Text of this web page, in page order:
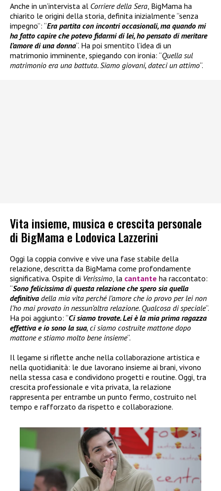
Anche in un’intervista al Corriere della Sera , BigMama ha
chiarito le origini della storia, definita inizialmente “senza
impegno”: “Era partita con incontri occasionali, ma quando mi
ha fatto capire che potevo fidarmi di lei, ho pensato di meritare
l’amore di una donna“. Ha poi smentito l’idea di un
matrimonio imminente, spiegando con ironia: “Quella sul
matrimonio era una battuta. Siamo giovani, dateci un attimo“.
Vita insieme, musica e crescita personale
di BigMama e Lodovica Lazzerini
Oggi la coppia convive e vive una fase stabile della
relazione, descritta da BigMama come profondamente
significativa. Ospite di Verissimo, la cantante ha raccontato:
“Sono felicissima di questa relazione che spero sia quella
definitiva della mia vita perché l’amore che io provo per lei non
l’ho mai provato in nessun’altra relazione. Qualcosa di speciale“.
Ha poi aggiunto: “Ci siamo trovate. Lei è la mia prima ragazza
effettiva e io sono la sua, ci siamo costruite mattone dopo
mattone e stiamo molto bene insieme“.
Il legame si riflette anche nella collaborazione artistica e
nella quotidianità: le due lavorano insieme ai brani, vivono
nella stessa casa e condividono progetti e routine. Oggi, tra
crescita professionale e vita privata, la relazione
rappresenta per entrambe un punto fermo, costruito nel
tempo e rafforzato da rispetto e collaborazione.